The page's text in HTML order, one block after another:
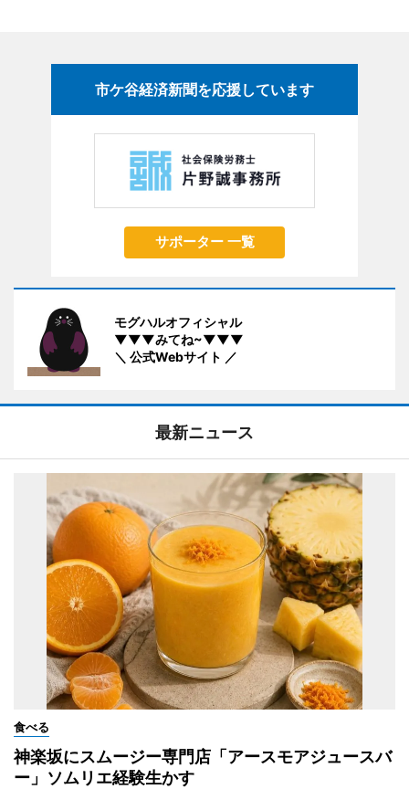
市ケ谷経済新聞を応援しています
サポーター 一覧
モグハルオフィシャル
▼▼▼みてね~▼▼▼
＼ 公式Webサイト ／
最新ニュース
食べる
神楽坂にスムージー専門店「アースモアジュースバ
ー」ソムリエ経験生かす